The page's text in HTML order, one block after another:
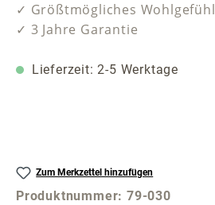
✓ Größtmögliches Wohlgefühl
✓ 3 Jahre Garantie
Lieferzeit: 2-5 Werktage
Zum Merkzettel hinzufügen
Produktnummer:79-030